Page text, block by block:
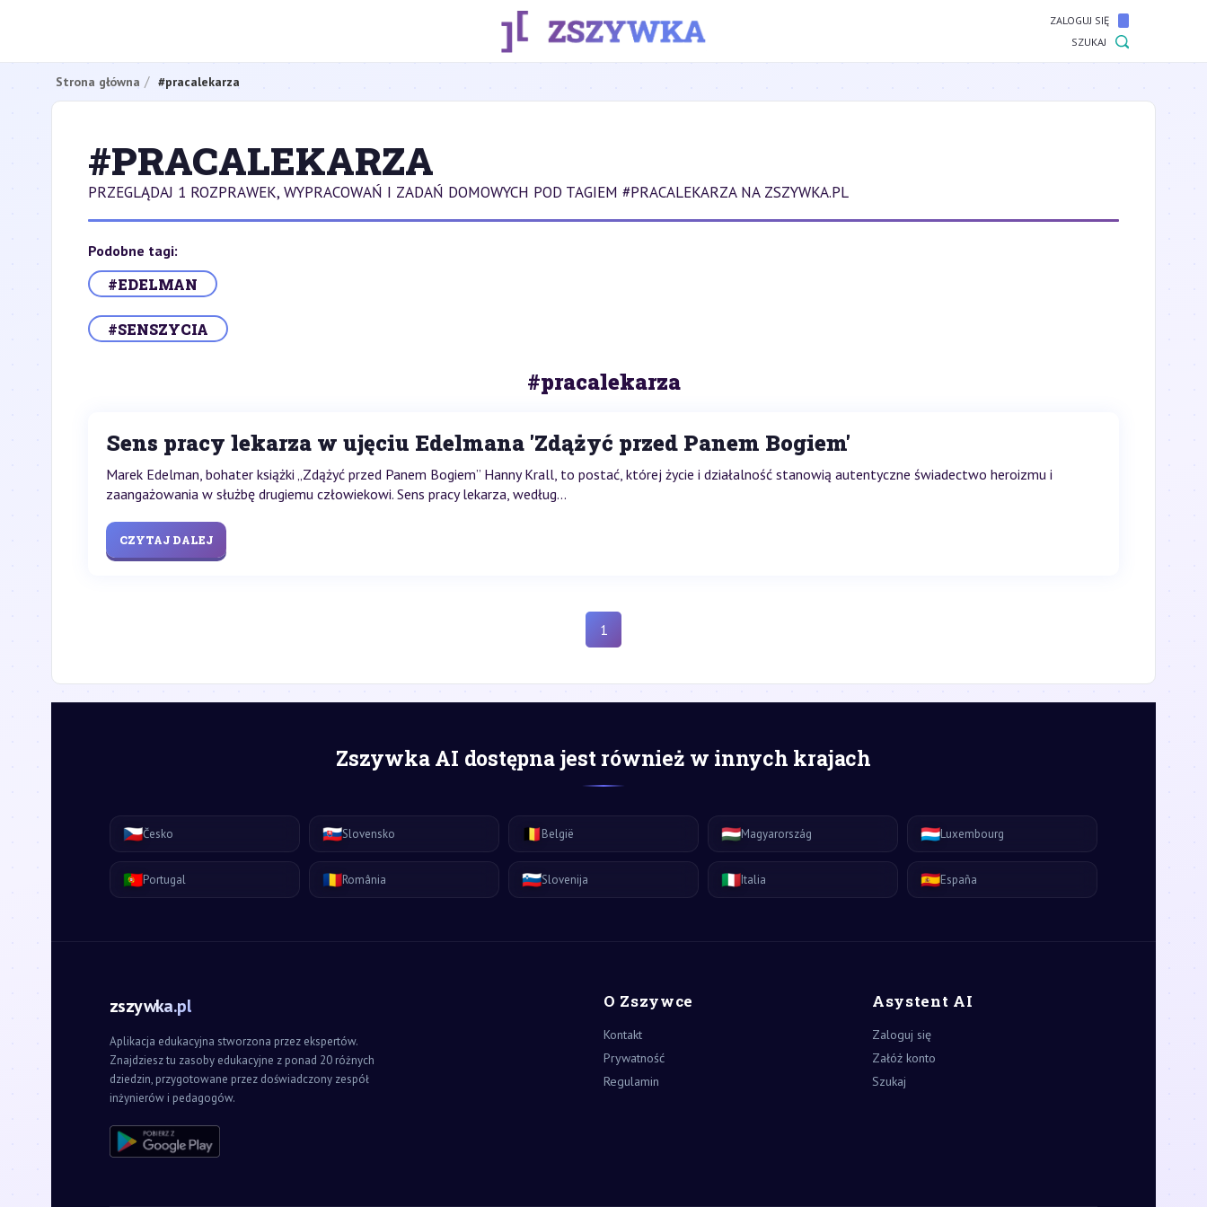
ZALOGUJ SIĘ
SZUKAJ
Strona główna #pracalekarza
#PRACALEKARZA
PRZEGLĄDAJ 1 ROZPRAWEK, WYPRACOWAŃ I ZADAŃ DOMOWYCH POD TAGIEM #PRACALEKARZA NA ZSZYWKA.PL
Podobne tagi:
#EDELMAN
#SENSZYCIA
#pracalekarza
Sens pracy lekarza w ujęciu Edelmana 'Zdążyć przed Panem Bogiem'
Marek Edelman, bohater książki „Zdążyć przed Panem Bogiem” Hanny Krall, to postać, której życie i działalność stanowią autentyczne świadectwo heroizmu i
zaangażowania w służbę drugiemu człowiekowi. Sens pracy lekarza, według...
CZYTAJ DALEJ
1
Zszywka AI dostępna jest również w innych krajach
🇨🇿Česko 🇸🇰Slovensko 🇧🇪België 🇭🇺Magyarország 🇱🇺Luxembourg
🇵🇹Portugal 🇷🇴România 🇸🇮Slovenija 🇮🇹Italia 🇪🇸España
zszywka.pl
Aplikacja edukacyjna stworzona przez ekspertów.
Znajdziesz tu zasoby edukacyjne z ponad 20 różnych
dziedzin, przygotowane przez doświadczony zespół
inżynierów i pedagogów.
O Zszywce
Kontakt
Prywatność
Regulamin
Asystent AI
Zaloguj się
Załóż konto
Szukaj